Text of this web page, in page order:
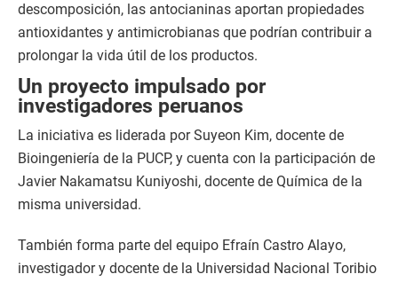
descomposición, las antocianinas aportan propiedades
antioxidantes y antimicrobianas que podrían contribuir a
prolongar la vida útil de los productos.
Un proyecto impulsado por
investigadores peruanos
La iniciativa es liderada por Suyeon Kim, docente de
Bioingeniería de la PUCP, y cuenta con la participación de
Javier Nakamatsu Kuniyoshi, docente de Química de la
misma universidad.
También forma parte del equipo Efraín Castro Alayo,
investigador y docente de la Universidad Nacional Toribio